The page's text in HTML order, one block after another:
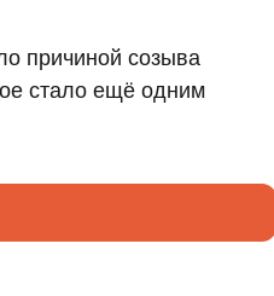
причиной созыва
стало ещё одним